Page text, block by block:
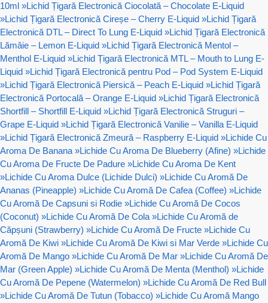
10ml »Lichid Țigară Electronică Ciocolată – Chocolate E-Liquid
»Lichid Țigară Electronică Cireșe – Cherry E-Liquid »Lichid Țigară
Electronică DTL – Direct To Lung E-Liquid »Lichid Țigară Electronică
Lămâie – Lemon E-Liquid »Lichid Țigară Electronică Mentol –
Menthol E-Liquid »Lichid Țigară Electronică MTL – Mouth to Lung E-
Liquid »Lichid Țigară Electronică pentru Pod – Pod System E-Liquid
»Lichid Țigară Electronică Piersică – Peach E-Liquid »Lichid Țigară
Electronică Portocală – Orange E-Liquid »Lichid Țigară Electronică
Shortfill – Shortfill E-Liquid »Lichid Țigară Electronică Struguri –
Grape E-Liquid »Lichid Țigară Electronică Vanilie – Vanilla E-Liquid
»Lichid Țigară Electronică Zmeură – Raspberry E-Liquid »Lichide Cu
Aroma De Banana »Lichide Cu Aroma De Blueberry (Afine) »Lichide
Cu Aroma De Fructe De Padure »Lichide Cu Aroma De Kent
»Lichide Cu Aroma Dulce (Lichide Dulci) »Lichide Cu Aromă De
Ananas (Pineapple) »Lichide Cu Aromă De Cafea (Coffee) »Lichide
Cu Aromă De Capsuni si Rodie »Lichide Cu Aromă De Cocos
(Coconut) »Lichide Cu Aromă De Cola »Lichide Cu Aromă de
Căpșuni (Strawberry) »Lichide Cu Aromă De Fructe »Lichide Cu
Aromă De Kiwi »Lichide Cu Aromă De Kiwi si Mar Verde »Lichide Cu
Aromă De Mango »Lichide Cu Aromă De Mar »Lichide Cu Aromă De
Mar (Green Apple) »Lichide Cu Aromă De Menta (Menthol) »Lichide
Cu Aromă De Pepene (Watermelon) »Lichide Cu Aromă De Red Bull
»Lichide Cu Aromă De Tutun (Tobacco) »Lichide Cu Aromă Mango